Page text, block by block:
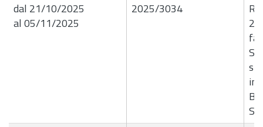
dal 21/10/2025
al 05/11/2025
2025/3034